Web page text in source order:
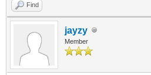
Find
jayzy
Member